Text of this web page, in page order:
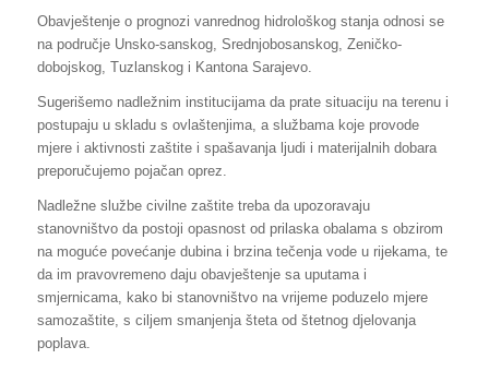
Obavještenje o prognozi vanrednog hidrološkog stanja odnosi se
na područje Unsko-sanskog, Srednjobosanskog, Zeničko-
dobojskog, Tuzlanskog i Kantona Sarajevo.
Sugerišemo nadležnim institucijama da prate situaciju na terenu i
postupaju u skladu s ovlaštenjima, a službama koje provode
mjere i aktivnosti zaštite i spašavanja ljudi i materijalnih dobara
preporučujemo pojačan oprez.
Nadležne službe civilne zaštite treba da upozoravaju
stanovništvo da postoji opasnost od prilaska obalama s obzirom
na moguće povećanje dubina i brzina tečenja vode u rijekama, te
da im pravovremeno daju obavještenje sa uputama i
smjernicama, kako bi stanovništvo na vrijeme poduzelo mjere
samozaštite, s ciljem smanjenja šteta od štetnog djelovanja
poplava.